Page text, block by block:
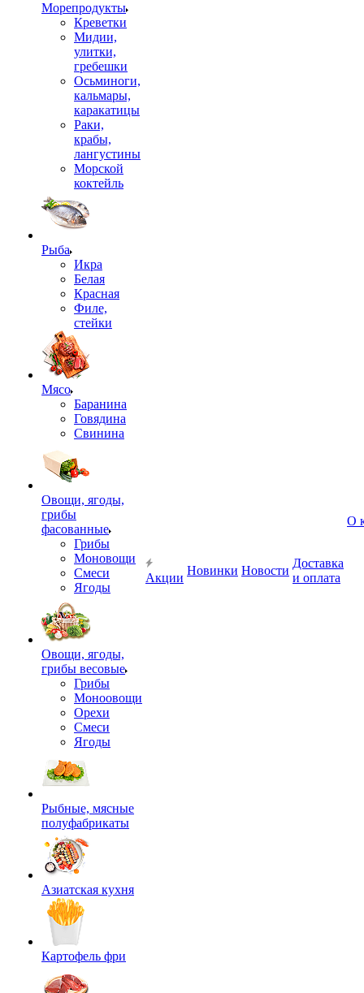
Морепродукты
Креветки
Мидии,
улитки,
гребешки
Осьминоги,
кальмары,
каракатицы
Раки,
крабы,
лангустины
Морской
коктейль
Рыба
Икра
Белая
Красная
Филе,
стейки
Мясо
Баранина
Говядина
Свинина
Овощи, ягоды,
грибы
фасованные
Грибы
Моновощи
Смеси
Ягоды
Овощи, ягоды,
грибы весовые
Грибы
Моноовощи
Орехи
Смеси
Ягоды
Рыбные, мясные
полуфабрикаты
Азиатская кухня
Картофель фри
Акции
Новинки Новости
Доставка
и оплата
О